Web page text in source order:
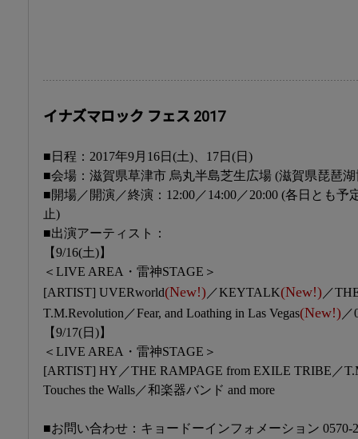
イナズマロック フェス 2017
■日程：2017年9月16日(土)、17日(日)
■会場：滋賀県草津市 烏丸半島芝生広場 (滋賀県琵琶
■開場／開演／終演：12:00／14:00／20:00 (各日とも
止)
■出演アーティスト：
【9/16(土)】
＜LIVE AREA・雷神STAGE＞
[ARTIST] UVERworld(New!) ／KEYTALK(New!) ／
T.M.Revolution／Fear, and Loathing in Las Vegas(New!) ／
【9/17(日)】
＜LIVE AREA・雷神STAGE＞
[ARTIST] HY／THE RAMPAGE from EXILE TRIBE／
Touches the Walls／和楽器バンド and more
■お問い合わせ：キョードーインフォメーション 0570-